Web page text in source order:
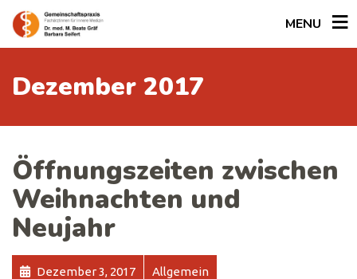
MENU
Dezember 2017
Öffnungszeiten zwischen
Weihnachten und
Neujahr
Dezember 3, 2017 Allgemein